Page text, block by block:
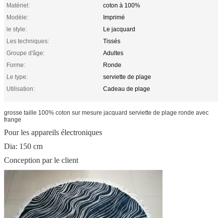
Matériel:
coton à 100%
Modèle:
Imprimé
le style:
Le jacquard
Les techniques:
Tissés
Groupe d'âge:
Adultes
Forme:
Ronde
Le type:
serviette de plage
Utilisation:
Cadeau de plage
grosse taille 100% coton sur mesure jacquard serviette de plage ronde avec
frange
Pour les appareils électroniques
Dia: 150 cm
Conception par le client